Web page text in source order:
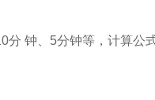
钟、5分钟等，计算公